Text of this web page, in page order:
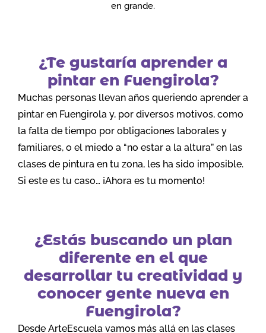
en grande.
¿Te gustaría aprender a
pintar en Fuengirola?
Muchas personas llevan años queriendo aprender a
pintar en Fuengirola y, por diversos motivos, como
la falta de tiempo por obligaciones laborales y
familiares, o el miedo a “no estar a la altura” en las
clases de pintura en tu zona, les ha sido imposible.
Si este es tu caso… ¡Ahora es tu momento!
¿Estás buscando un plan
diferente en el que
desarrollar tu creatividad y
conocer gente nueva en
Fuengirola?
Desde ArteEscuela vamos más allá en las clases